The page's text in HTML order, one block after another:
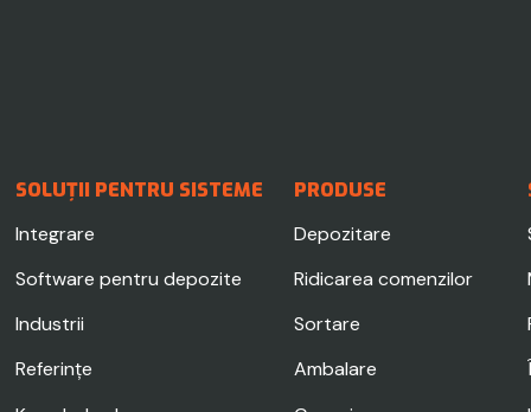
SOLUȚII PENTRU SISTEME PRODUSE
Integrare
Depozitare
Software pentru depozite
Ridicarea comenzilor
Industrii
Sortare
Referințe
Ambalare